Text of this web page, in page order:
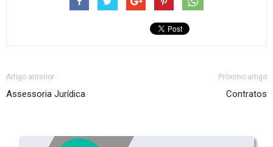
Artigo anterior
Assessoria Jurídica
Próximo artigo
Contratos